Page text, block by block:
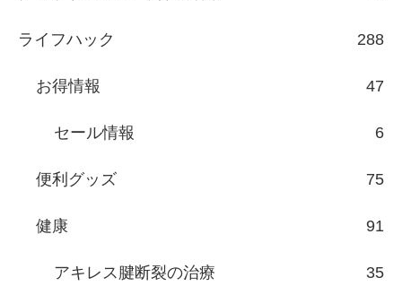
ライフハック 288
お得情報 47
セール情報 6
便利グッズ 75
健康 91
アキレス腱断裂の治療 35